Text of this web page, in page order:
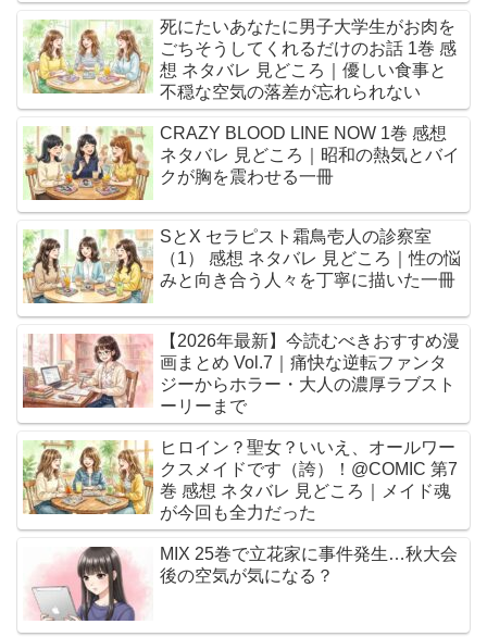
死にたいあなたに男子大学生がお肉を
ごちそうしてくれるだけのお話 1巻 感
想 ネタバレ 見どころ｜優しい食事と
不穏な空気の落差が忘れられない
CRAZY BLOOD LINE NOW 1巻 感想
ネタバレ 見どころ｜昭和の熱気とバイ
クが胸を震わせる一冊
SとX セラピスト霜鳥壱人の診察室
（1） 感想 ネタバレ 見どころ｜性の悩
みと向き合う人々を丁寧に描いた一冊
【2026年最新】今読むべきおすすめ漫
画まとめ Vol.7｜痛快な逆転ファンタ
ジーからホラー・大人の濃厚ラブスト
ーリーまで
ヒロイン？聖女？いいえ、オールワー
クスメイドです（誇）！@COMIC 第7
巻 感想 ネタバレ 見どころ｜メイド魂
が今回も全力だった
MIX 25巻で立花家に事件発生…秋大会
後の空気が気になる？